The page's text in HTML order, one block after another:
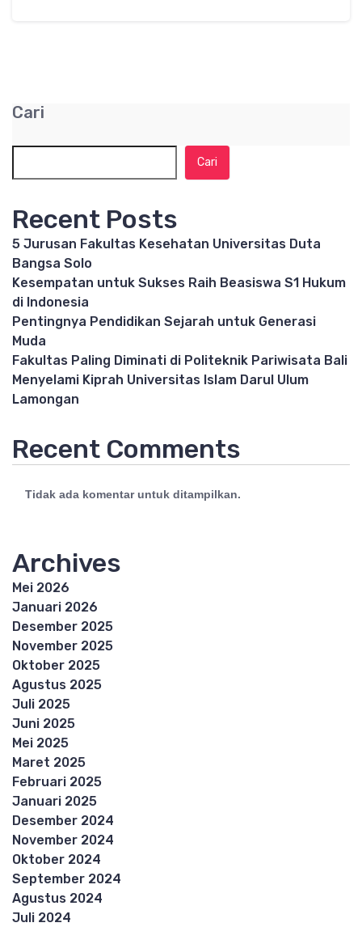
Cari
Cari
Recent Posts
5 Jurusan Fakultas Kesehatan Universitas Duta
Bangsa Solo
Kesempatan untuk Sukses Raih Beasiswa S1 Hukum
di Indonesia
Pentingnya Pendidikan Sejarah untuk Generasi
Muda
Fakultas Paling Diminati di Politeknik Pariwisata Bali
Menyelami Kiprah Universitas Islam Darul Ulum
Lamongan
Recent Comments
Tidak ada komentar untuk ditampilkan.
Archives
Mei 2026
Januari 2026
Desember 2025
November 2025
Oktober 2025
Agustus 2025
Juli 2025
Juni 2025
Mei 2025
Maret 2025
Februari 2025
Januari 2025
Desember 2024
November 2024
Oktober 2024
September 2024
Agustus 2024
Juli 2024